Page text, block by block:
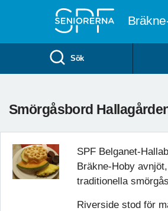
Sök
Smörgåsbord
SPF Belganet-
Bräkne-Hoby
traditionella
Riverside stod för